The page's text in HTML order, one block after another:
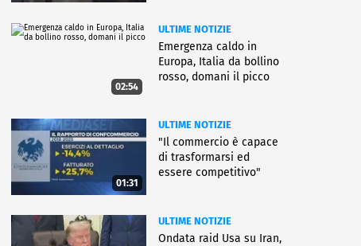
02:54
ULTIME NOTIZIE
Emergenza caldo in
Europa, Italia da bollino
rosso, domani il picco
01:31
ULTIME NOTIZIE
"Il commercio è capace
di trasformarsi ed
essere competitivo"
ULTIME NOTIZIE
Ondata raid Usa su Iran,